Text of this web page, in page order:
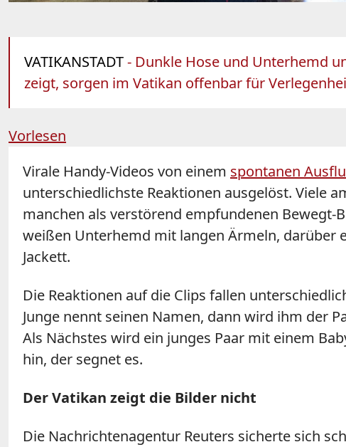
VATIKANSTADT- Dunkle Hose und Unterhemd
zeigt, sorgen im Vatikan offenbar für
Vorlesen
Virale Handy-Videos von einem spontanen
unterschiedlichste Reaktionen ausgelöst. Viele
manchen als verstörend empfundenen Bewegt-
weißen Unterhemd mit langen Ärmeln, darüber
Jackett.
Die Reaktionen auf die Clips fallen
Junge nennt seinen Namen, dann wird ihm der
Als Nächstes wird ein junges Paar mit einem
hin, der segnet es.
Der Vatikan zeigt die Bilder nicht
Die Nachrichtenagentur Reuters sicherte sich